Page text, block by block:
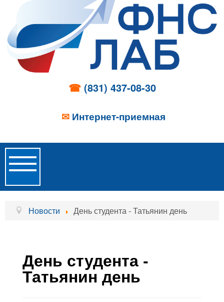
☎ (831) 437-08-30
✉ Интернет-приемная
Toggle
Navigation
Главная
Образовательные услуги
Новости День студента - Татьянин день
День студента -
Татьянин день